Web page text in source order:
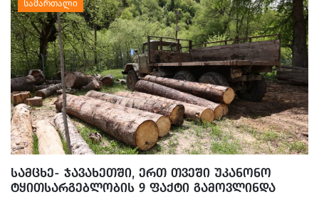
ᲡᲐᲛᲪᲮᲔ- ᲯᲐᲕᲐᲮᲔᲗᲨᲘ, ᲔᲠᲗ ᲗᲕᲔᲨᲘ ᲣᲙᲐᲜᲝᲜᲝ
ᲢᲧᲘᲗᲡᲐᲠᲒᲔᲑᲚᲝᲑᲘᲡ 9 ᲤᲐᲥᲢᲘ ᲒᲐᲛᲝᲕᲚᲘᲜᲓᲐ